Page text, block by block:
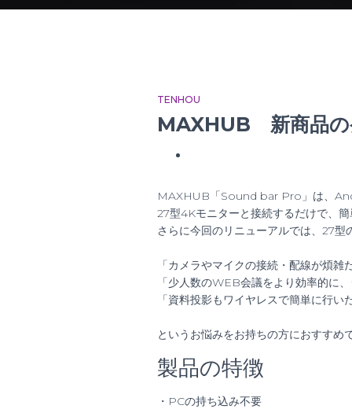
TENHOU
MAXHUB 新商品の
MAXHUB「Sound bar Pro」は、
27型4Kモニターと接続するだけで、
さらに今回のリニューアルでは、27
「カメラやマイクの接続・配線が煩雑
「少人数のWEB会議をより効率的に
「資料投影もワイヤレスで簡単に行い
というお悩みをお持ちの方におすすめ
製品の特徴
・PCの持ち込み不要